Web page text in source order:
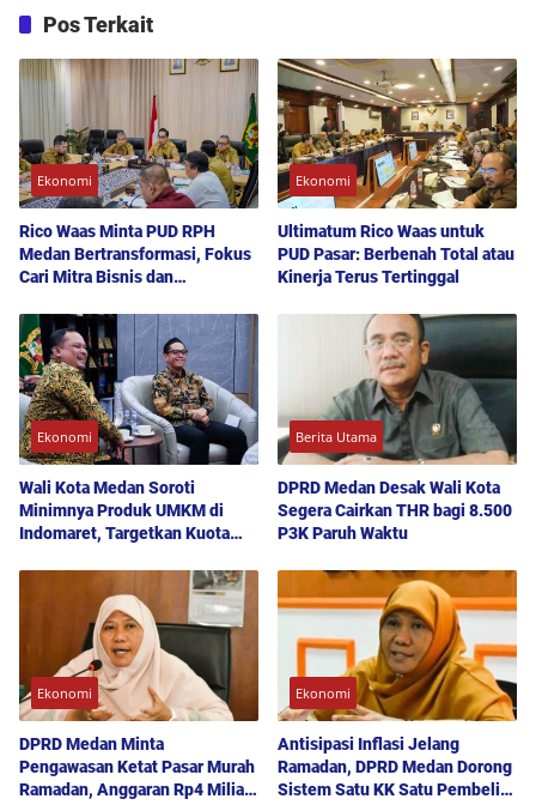
Pos Terkait
Ekonomi
Rico Waas Minta PUD RPH
Medan Bertransformasi, Fokus
Cari Mitra Bisnis dan
Daging
Ekonomi
Ultimatum Rico Waas untuk
PUD Pasar: Berbenah Total atau
Kinerja Terus Tertinggal
Ekonomi
Wali Kota Medan Soroti
Minimnya Produk UMKM di
Indomaret, Targetkan Kuota
Berita Utama
DPRD Medan Desak Wali Kota
Segera Cairkan THR bagi 8.500
P3K Paruh Waktu
Ekonomi
DPRD Medan Minta
Pengawasan Ketat Pasar Murah
Ramadan, Anggaran Rp4 Miliar
Ekonomi
Antisipasi Inflasi Jelang
Ramadan, DPRD Medan Dorong
Sistem Satu KK Satu Pembeli